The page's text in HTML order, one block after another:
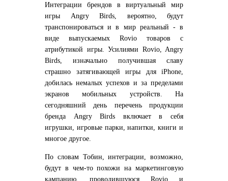
Интеграции брендов в виртуальный мир
игры Angry Birds, вероятно, будут
транспонироваться и в мир реальный - в
виде выпускаемых Rovio товаров с
атрибутикой игры. Усилиями Rovio, Angry
Birds, изначально получившая славу
страшно затягивающей игры для iPhone,
добилась немалых успехов и за пределами
экранов мобильных устройств. На
сегодняшний день перечень продукции
бренда Angry Birds включает в себя
игрушки, игровые парки, напитки, книги и
многое другое.
По словам Тобин, интеграции, возможно,
будут в чем-то похожи на маркетинговую
кампанию, проводившуюся Rovio и